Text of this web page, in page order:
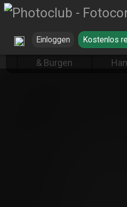
Einloggen Kostenlos
Schlösser
& Burgen